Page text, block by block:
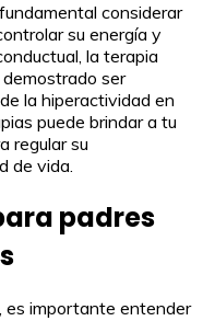
considerar
su energía y
la terapia
ser
la hiperactividad en
puede brindar a tu
regular su
de vida.
padres
es importante entender